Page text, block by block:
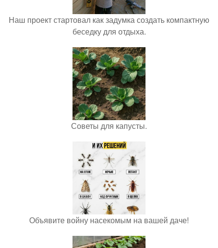
Наш проект стартовал как задумка создать компактную
беседку для отдыха.
Советы для капусты.
Объявите войну насекомым на вашей даче!